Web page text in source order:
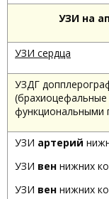
УЗИ на
УЗИ сердца
УЗДГ
(брахиоцефальные
функциональными
УЗИ артерий
УЗИ вен нижних
УЗИ вен нижних